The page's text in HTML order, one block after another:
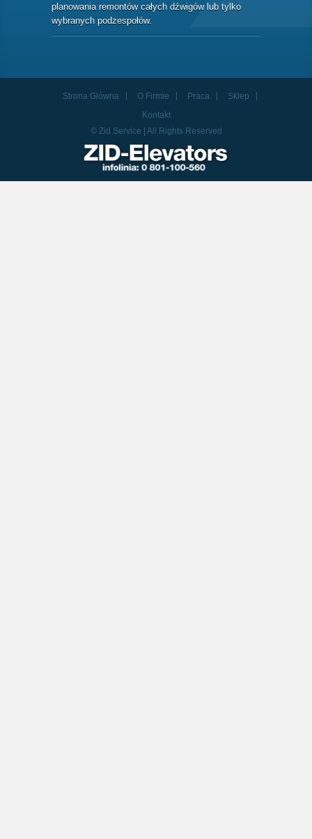
planowania remontów całych dźwigów lub tylko
wybranych podzespołów.
Strona Główna O Firmie Praca
Sklep
Kontakt
© Zid Service | All Rights Reserved